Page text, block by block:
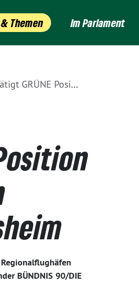
Themen Im Parlament
zu Regionalflughäfen Zweibrücken und Ensheim
BÜNDNIS 90/DIE